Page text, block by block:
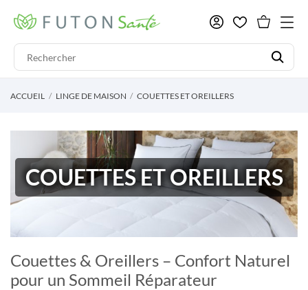
ACCUEIL LINGE DE MAISON COUETTES ET OREILLERS
COUETTES ET OREILLERS
Couettes & Oreillers – Confort Naturel
pour un Sommeil Réparateur